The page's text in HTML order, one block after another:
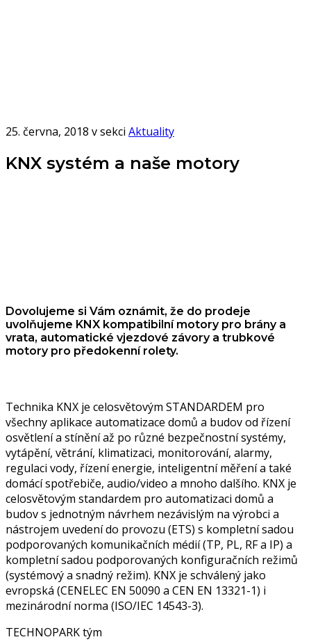
25. června, 2018 v sekci Aktuality
KNX systém a naše motory
Dovolujeme si Vám oznámit, že do prodeje
uvolňujeme KNX kompatibilní motory pro brány a
vrata, automatické vjezdové závory a trubkové
motory pro předokenní rolety.
Technika KNX je celosvětovým STANDARDEM pro
všechny aplikace automatizace domů a budov od řízení
osvětlení a stínění až po různé bezpečnostní systémy,
vytápění, větrání, klimatizaci, monitorování, alarmy,
regulaci vody, řízení energie, inteligentní měření a také
domácí spotřebiče, audio/video a mnoho dalšího. KNX je
celosvětovým standardem pro automatizaci domů a
budov s jednotným návrhem nezávislým na výrobci a
nástrojem uvedení do provozu (ETS) s kompletní sadou
podporovaných komunikačních médií (TP, PL, RF a IP) a
kompletní sadou podporovaných konfiguračních režimů
(systémový a snadný režim). KNX je schválený jako
evropská (CENELEC EN 50090 a CEN EN 13321-1) i
mezinárodní norma (ISO/IEC 14543-3).
TECHNOPARK tým